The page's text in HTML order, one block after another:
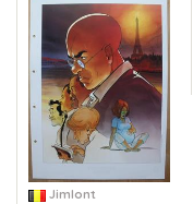
Jimlont